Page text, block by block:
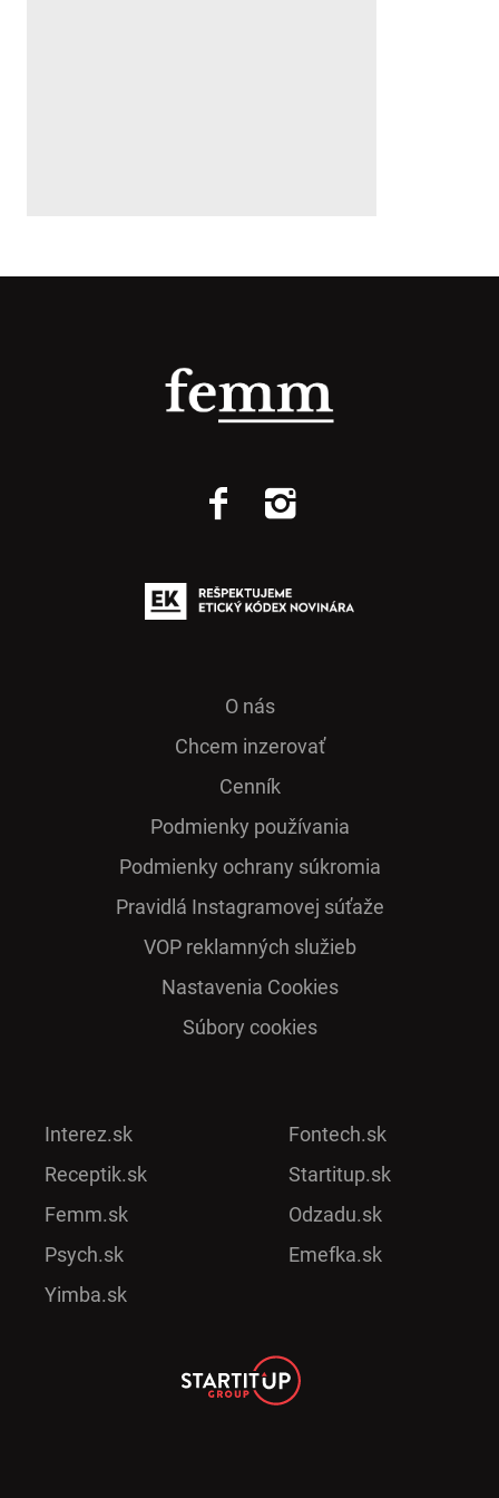
O nás
Chcem inzerovať
Cenník
Podmienky používania
Podmienky ochrany súkromia
Pra­vidlá Ins­ta­gra­mo­vej sú­ťaže
VOP reklamných služieb
Nastavenia Cookies
Súbory cookies
Interez.sk
Receptik.sk
Femm.sk
Psych.sk
Yimba.sk
Fontech.sk
Startitup.sk
Odzadu.sk
Emefka.sk